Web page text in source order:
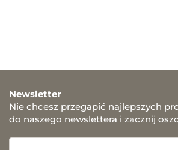
Newsletter
Nie chcesz przegapić najlepszych
do naszego newslettera i zacznij